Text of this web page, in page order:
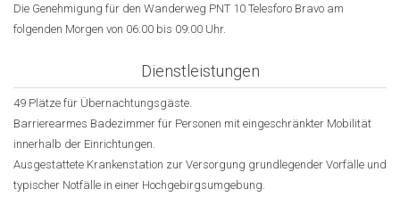
Die Genehmigung für den Wanderweg PNT 10 Telesforo Bravo am
folgenden Morgen von 06:00 bis 09:00 Uhr.
Dienstleistungen
49 Plätze für Übernachtungsgäste.
Barrierearmes Badezimmer für Personen mit eingeschränkter Mobilität
innerhalb der Einrichtungen.
Ausgestattete Krankenstation zur Versorgung grundlegender Vorfälle und
typischer Notfälle in einer Hochgebirgsumgebung.